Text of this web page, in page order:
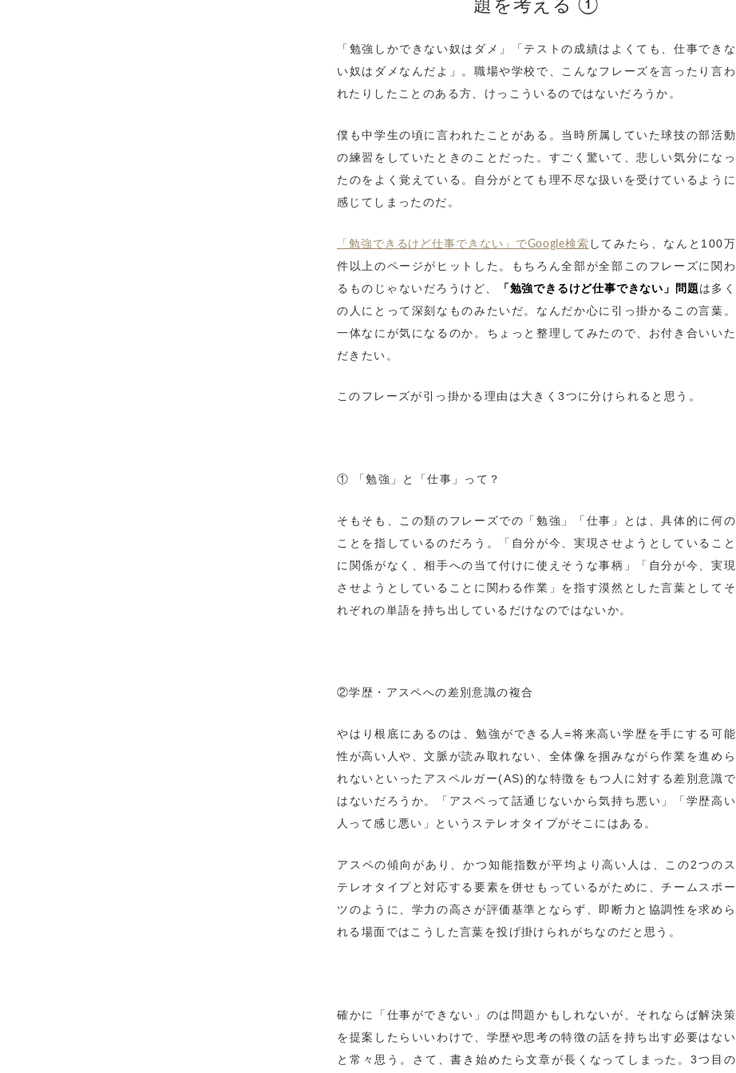
題を考える ①
「勉強しかできない奴はダメ」「テストの成績はよくても、仕事できな
い奴はダメなんだよ」。職場や学校で、こんなフレーズを言ったり言わ
れたりしたことのある方、けっこういるのではないだろうか。
僕も中学生の頃に言われたことがある。当時所属していた球技の部活動
の練習をしていたときのことだった。すごく驚いて、悲しい気分になっ
たのをよく覚えている。自分がとても理不尽な扱いを受けているように
感じてしまったのだ。
「勉強できるけど仕事できない」でGoogle検索 してみたら、なんと100万
件以上のページがヒットした。もちろん全部が全部このフレーズに関わ
るものじゃないだろうけど、
「勉強できるけど仕事できない」問題 は多く
の人にとって深刻なものみたいだ。なんだか心に引っ掛かるこの言葉。
一体なにが気になるのか。ちょっと整理してみたので、お付き合いいた
だきたい。
このフレーズが引っ掛かる理由は大きく3つに分けられると思う。
① 「勉強」と「仕事」って？
そもそも、この類のフレーズでの「勉強」「仕事」とは、具体的に何の
ことを指しているのだろう。「自分が今、実現させようとしていること
に関係がなく、相手への当て付けに使えそうな事柄」「自分が今、実現
させようとしていることに関わる作業」を指す漠然とした言葉としてそ
れぞれの単語を持ち出しているだけなのではないか。
②学歴・アスペへの差別意識の複合
やはり根底にあるのは、勉強ができる人=将来高い学歴を手にする可能
性が高い人や、文脈が読み取れない、全体像を掴みながら作業を進めら
れないといったアスペルガー(AS)的な特徴をもつ人に対する差別意識で
はないだろうか。「アスペって話通じないから気持ち悪い」「学歴高い
人って感じ悪い」というステレオタイプがそこにはある。
アスペの傾向があり、かつ知能指数が平均より高い人は、この2つのス
テレオタイプと対応する要素を併せもっているがために、チームスポー
ツのように、学力の高さが評価基準とならず、即断力と協調性を求めら
れる場面ではこうした言葉を投げ掛けられがちなのだと思う。
確かに「仕事ができない」のは問題かもしれないが、それならば解決策
を提案したらいいわけで、学歴や思考の特徴の話を持ち出す必要はない
と常々思う。さて、書き始めたら文章が長くなってしまった。3つ目の